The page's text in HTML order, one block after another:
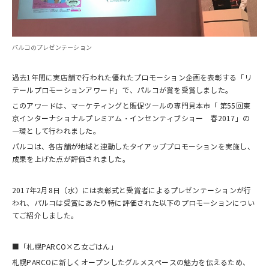
パルコのプレゼンテーション
過去1年間に実店舗で行われた優れたプロモーション企画を表彰する「リ
テールプロモーションアワード」で、パルコが賞を受賞しました。
このアワードは、マーケティングと販促ツールの専門見本市「 第55回東
京インターナショナルプレミアム・インセンティブショー 春2017」の
一環として行われました。
パルコは、各店舗が地域と連動したタイアッププロモーションを実施し、
成果を上げた点が評価されました。
2017年2月8日（水）には表彰式と受賞者によるプレゼンテーションが行
われ、パルコは受賞にあたり特に評価された以下のプロモーションについ
てご紹介しました。
■「札幌PARCO×乙女ごはん」
札幌PARCOに新しくオープンしたグルメスペースの魅力を伝えるため、